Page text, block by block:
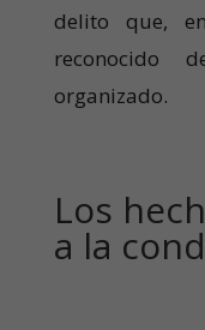
delito que,
reconocido
organizado.
Los
a la